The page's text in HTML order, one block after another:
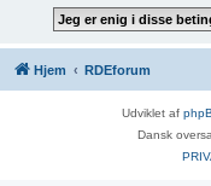
Hjem RDEforum
Udviklet af
Dansk